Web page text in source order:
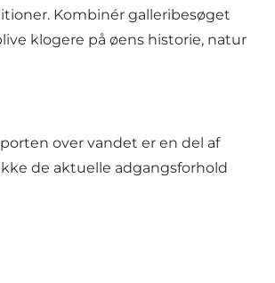
Kombinér galleribesøget
klogere på øens historie, natur
over vandet er en del af
de aktuelle adgangsforhold